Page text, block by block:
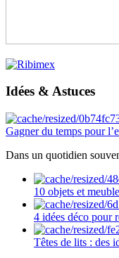
Idées & Astuces
Gagner du temps pour
Dans un quotidien
10 objets et
4 idées déco pour
Têtes de lits : des